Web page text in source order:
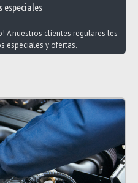
especiales
A nuestros clientes regulares les
especiales y ofertas.